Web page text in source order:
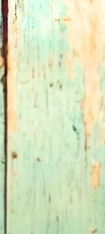
du S.
: Porte-le rentré à
ton pantalon pour
silhouette et ajoute une
ou de baskets
du jour.